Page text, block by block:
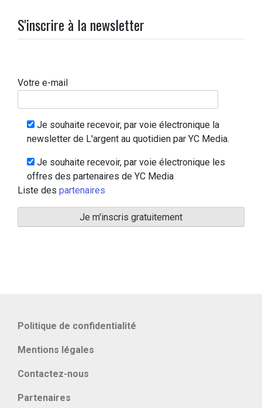
S'inscrire à la newsletter
Votre e-mail
Je souhaite recevoir, par voie électronique la
newsletter de L'argent au quotidien par YC Media.
Je souhaite recevoir, par voie électronique les
offres des partenaires de YC Media
Liste des partenaires
Politique de confidentialité
Mentions légales
Contactez-nous
Partenaires